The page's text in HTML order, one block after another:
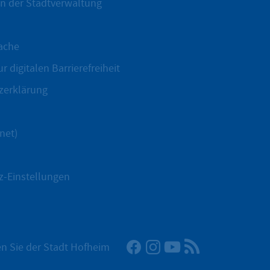
der Stadtverwaltung
digitalen Barrierefreiheit
Einstellungen
Sie der Stadt Hofheim Facebook
Instagram
YouTube